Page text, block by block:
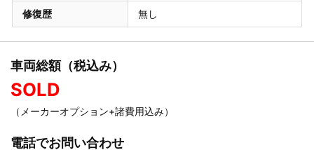
修復歴 無し
車両総額（税込み）
SOLD
（メーカーオプション+諸費用込み）
電話でお問い合わせ